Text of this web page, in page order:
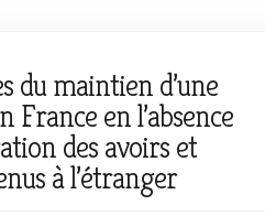
du maintien d’une
France en l’absence
des avoirs et
à l’étranger